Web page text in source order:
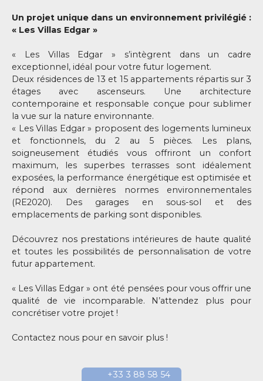
Un projet unique dans un environnement privilégié :
« Les Villas Edgar »
« Les Villas Edgar » s’intègrent dans un cadre
exceptionnel, idéal pour votre futur logement.
Deux résidences de 13 et 15 appartements répartis sur 3
étages avec ascenseurs. Une architecture
contemporaine et responsable conçue pour sublimer
la vue sur la nature environnante.
« Les Villas Edgar » proposent des logements lumineux
et fonctionnels, du 2 au 5 pièces. Les plans,
soigneusement étudiés vous offriront un confort
maximum, les superbes terrasses sont idéalement
exposées, la performance énergétique est optimisée et
répond aux dernières normes environnementales
(RE2020). Des garages en sous-sol et des
emplacements de parking sont disponibles.
Découvrez nos prestations intérieures de haute qualité
et toutes les possibilités de personnalisation de votre
futur appartement.
« Les Villas Edgar » ont été pensées pour vous offrir une
qualité de vie incomparable. N’attendez plus pour
concrétiser votre projet !
Contactez nous pour en savoir plus !
+33 3 88 58 54